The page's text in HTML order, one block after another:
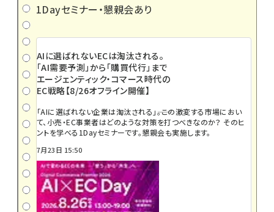
1Dayセミナー・懇親会あり
AIに選ばれないECは淘汰される。
「AI需要予測」から「購買代行」まで
エージェンティック・コマース時代の
EC戦略【8/26オフライン開催】
「AIに選ばれない企業は淘汰される」――。この激変する市場におい
て、小売・EC事業者はどのような対策を打つべきなのか？ そのヒ
ントを学べる1Dayセミナーです。懇親会も実施します。
7月23日 15:50